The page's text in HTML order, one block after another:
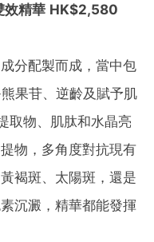
效精華 HK$2,580
分配製而成，當中包
果苷、逆齡及賦予肌
取物、肌肽和水晶亮
物，多角度對抗現有
褐斑、太陽斑，還是
沉澱，精華都能發揮